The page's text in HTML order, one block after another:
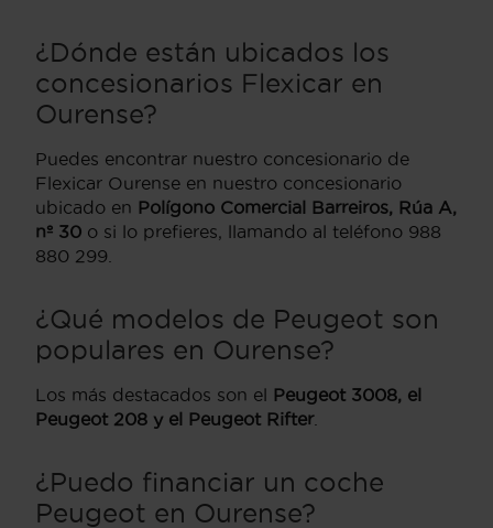
¿Dónde están ubicados los
concesionarios Flexicar en
Ourense?
Puedes encontrar nuestro concesionario de
Flexicar Ourense en nuestro concesionario
ubicado en Polígono Comercial Barreiros, Rúa A,
nº 30 o si lo prefieres, llamando al teléfono 988
880 299.
¿Qué modelos de Peugeot son
populares en Ourense?
Los más destacados son el Peugeot 3008, el
Peugeot 208 y el Peugeot Rifter.
¿Puedo financiar un coche
Peugeot en Ourense?